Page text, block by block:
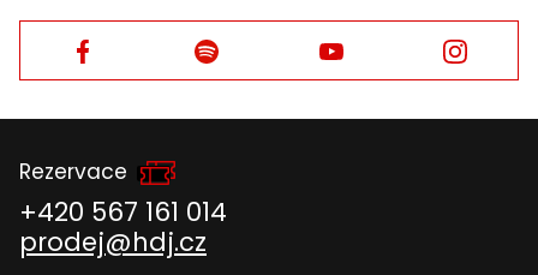
Facebook Facebook Facebook Facebook
Rezervace
+420 567 161 014
prodej@hdj.cz